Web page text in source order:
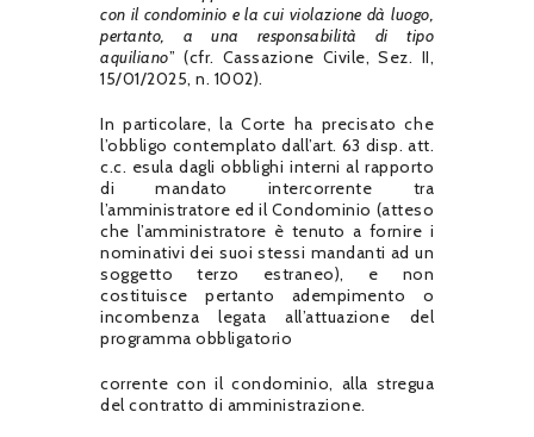
con il condominio e la cui violazione dà luogo,
pertanto, a una responsabilità di tipo
aquiliano” (cfr. Cassazione Civile, Sez. II,
15/01/2025, n. 1002).
In particolare, la Corte ha precisato che
l’obbligo contemplato dall’art. 63 disp. att.
c.c. esula dagli obblighi interni al rapporto
di mandato intercorrente tra
l’amministratore ed il Condominio (atteso
che l’amministratore è tenuto a fornire i
nominativi dei suoi stessi mandanti ad un
soggetto terzo estraneo), e non
costituisce pertanto adempimento o
incombenza legata all’attuazione del
programma obbligatorio
corrente con il condominio, alla stregua
del contratto di amministrazione.